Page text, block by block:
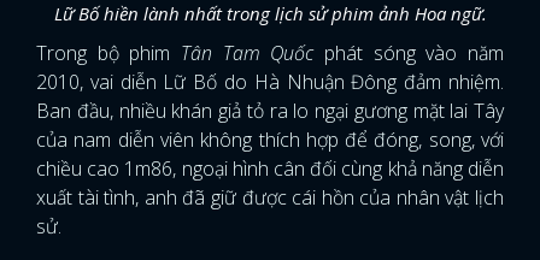
Lữ Bố hiền lành nhất trong lịch sử phim ảnh Hoa ngữ.
Trong bộ phim Tân Tam Quốcphát sóng vào năm
2010, vai diễn Lữ Bố do Hà Nhuận Đông đảm nhiệm.
Ban đầu, nhiều khán giả tỏ ra lo ngại gương mặt lai Tây
của nam diễn viên không thích hợp để đóng, song, với
chiều cao 1m86, ngoại hình cân đối cùng khả năng diễn
xuất tài tình, anh đã giữ được cái hồn của nhân vật lịch
sử.